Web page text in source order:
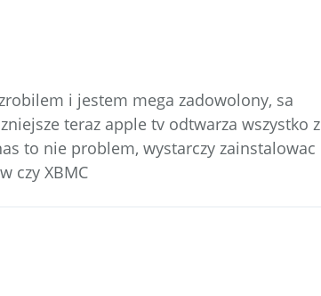
i jestem mega zadowolony, sa
teraz apple tv odtwarza wszystko z
to nie problem, wystarczy zainstalowac
czy XBMC